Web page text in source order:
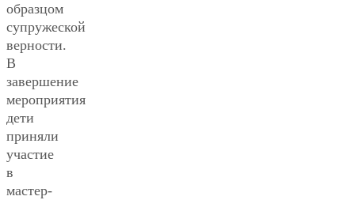
образцом
супружеской
верности.
В
завершение
мероприятия
дети
приняли
участие
в
мастер-